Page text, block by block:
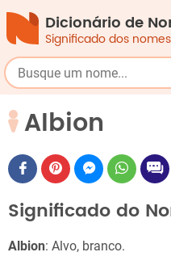
Dicionário de
Significado dos nomes
Albion
Significado do
Albion: Alvo, branco.